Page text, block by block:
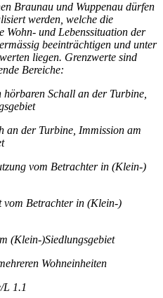
Braunau und Wuppenau dürfen
werden, welche die
Wohn- und Lebenssituation der
beeinträchtigen und unter
liegen. Grenzwerte sind
Bereiche:
Schall an der Turbine,
an der Turbine, Immission am
vom Betrachter in (Klein-)
vom Betrachter in (Klein-)
(Klein-)Siedlungsgebiet
Wohneinheiten
L 1.1